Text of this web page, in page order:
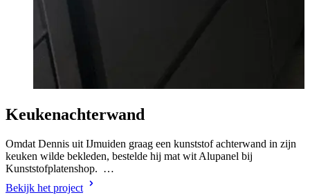
Keukenachterwand
Omdat Dennis uit IJmuiden graag een kunststof achterwand in zijn
keuken wilde bekleden, bestelde hij mat wit Alupanel bij
Kunststofplatenshop. …
Bekijk het project